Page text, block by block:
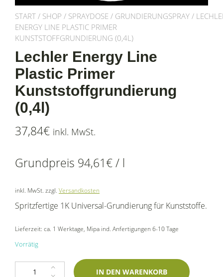
START / SHOP / SPRAYDOSE / GRUNDIERUNGSPRAY /
ENERGY LINE PLASTIC PRIMER
KUNSTSTOFFGRUNDIERUNG (0,4L)
Lechler Energy Line
Plastic Primer
Kunststoffgrundierung
(0,4l)
37,84€ inkl. MwSt.
Grundpreis 94,61€/ l
inkl. MwSt. zzgl. Versandkosten
Spritzfertige 1K Universal-Grundierung für Kunststoffe.
Lieferzeit: ca. 1 Werktage, Mipa ind. Anfertigungen 6-10 Tage
Vorrätig
Lechler Energy Line Plastic Primer Kunststoffgrundierung (0,4l) Menge
IN DEN WARENKORB